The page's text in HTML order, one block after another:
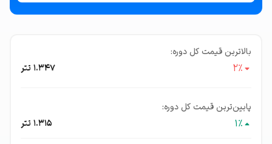
بالاترین قیمت کل دوره:
٪2
1.347 تتر
پایین‌ترین قیمت کل دوره:
٪1
1.315 تتر